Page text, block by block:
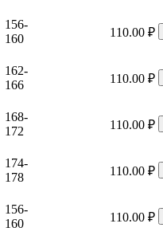
156-
160
110.00 ₽
162-
166
110.00 ₽
168-
172
110.00 ₽
174-
178
110.00 ₽
156-
160
110.00 ₽